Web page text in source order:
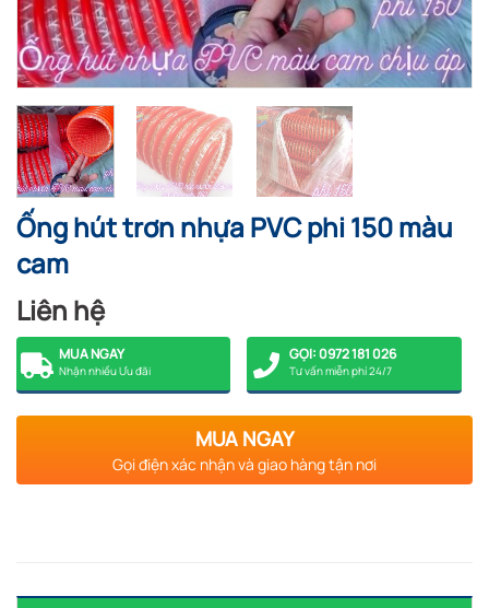
Ống hút trơn nhựa PVC phi 150 màu
cam
Liên hệ
MUA NGAY
Nhận nhiều Ưu đãi
GỌI: 0972 181 026
Tư vấn miễn phí 24/7
MUA NGAY
Gọi điện xác nhận và giao hàng tận nơi